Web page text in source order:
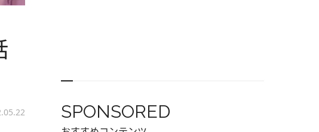
SPONSORED